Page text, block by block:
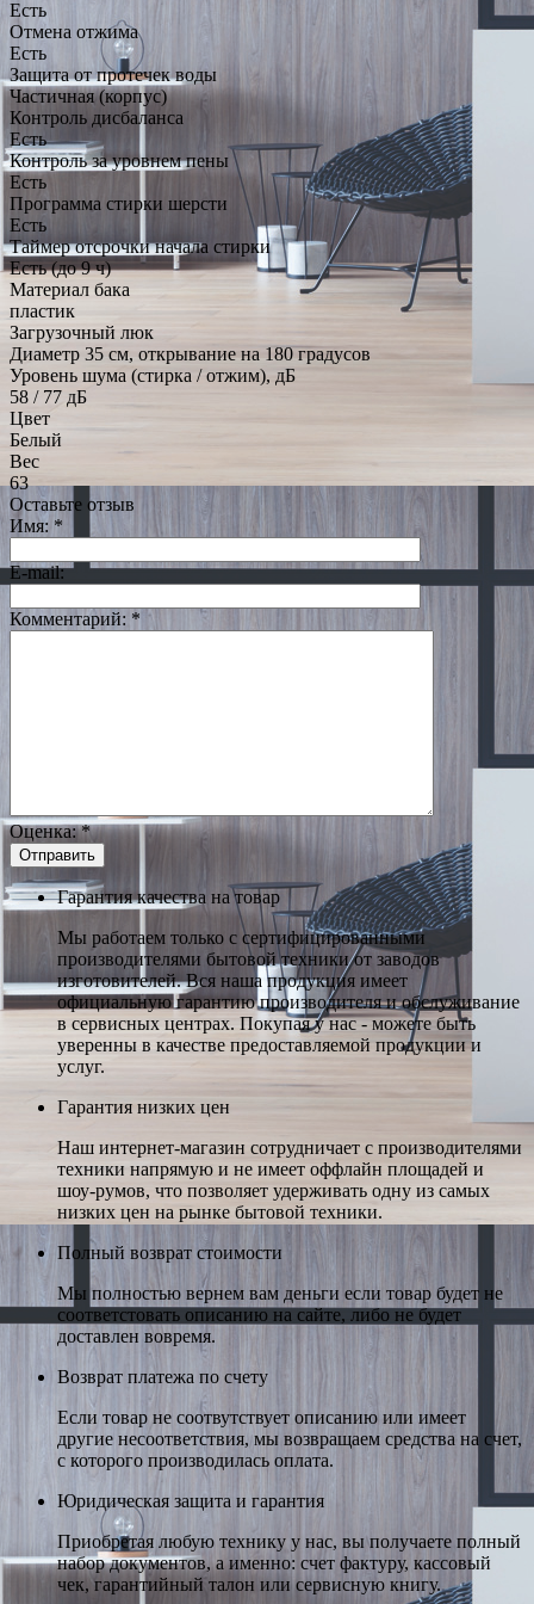
Есть
Отмена отжима
Есть
Защита от протечек воды
Частичная (корпус)
Контроль дисбаланса
Есть
Контроль за уровнем пены
Есть
Программа стирки шерсти
Есть
Таймер отсрочки начала стирки
Есть (до 9 ч)
Материал бака
пластик
Загрузочный люк
Диаметр 35 см, открывание на 180 градусов
Уровень шума (стирка / отжим), дБ
58 / 77 дБ
Цвет
Белый
Вес
63
Оставьте отзыв
Имя: *
E-mail:
Комментарий: *
Оценка:*
Гарантия качества на товар
Мы работаем только с сертифицированными
производителями бытовой техники от заводов
изготовителей. Вся наша продукция имеет
официальную гарантию производителя и обслуживание
в сервисных центрах. Покупая у нас - можете быть
уверенны в качестве предоставляемой продукции и
услуг.
Гарантия низких цен
Наш интернет-магазин сотрудничает с производителями
техники напрямую и не имеет оффлайн площадей и
шоу-румов, что позволяет удерживать одну из самых
низких цен на рынке бытовой техники.
Полный возврат стоимости
Мы полностью вернем вам деньги если товар будет не
соответстовать описанию на сайте, либо не будет
доставлен вовремя.
Возврат платежа по счету
Если товар не соотвутствует описанию или имеет
другие несоответствия, мы возвращаем средства на счет,
с которого производилась оплата.
Юридическая защита и гарантия
Приобретая любую технику у нас, вы получаете полный
набор документов, а именно: счет фактуру, кассовый
чек, гарантийный талон или сервисную книгу.